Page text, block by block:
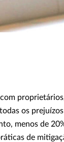
os
menos de
de